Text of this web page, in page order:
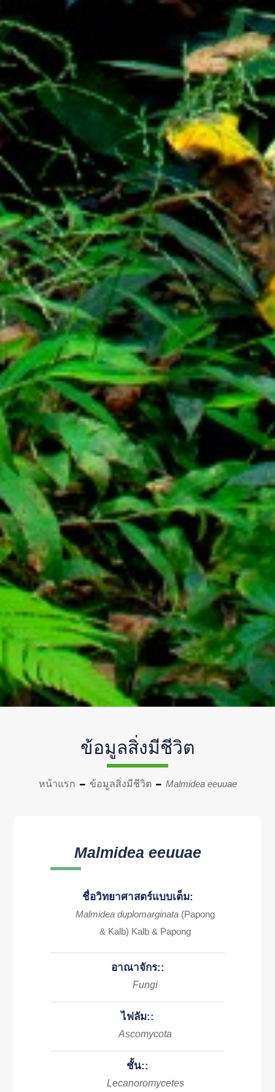
ข้อมูลสิ่งมีชีวิต
หน้าแรก ข้อมูลสิ่งมีชีวิต Malmidea eeuuae
Malmidea eeuuae
ชื่อวิทยาศาสตร์แบบเต็ม:
Malmidea duplomarginata (Papong
& Kalb) Kalb & Papong
อาณาจักร::
Fungi
ไฟลัม::
Ascomycota
ชั้น::
Lecanoromycetes